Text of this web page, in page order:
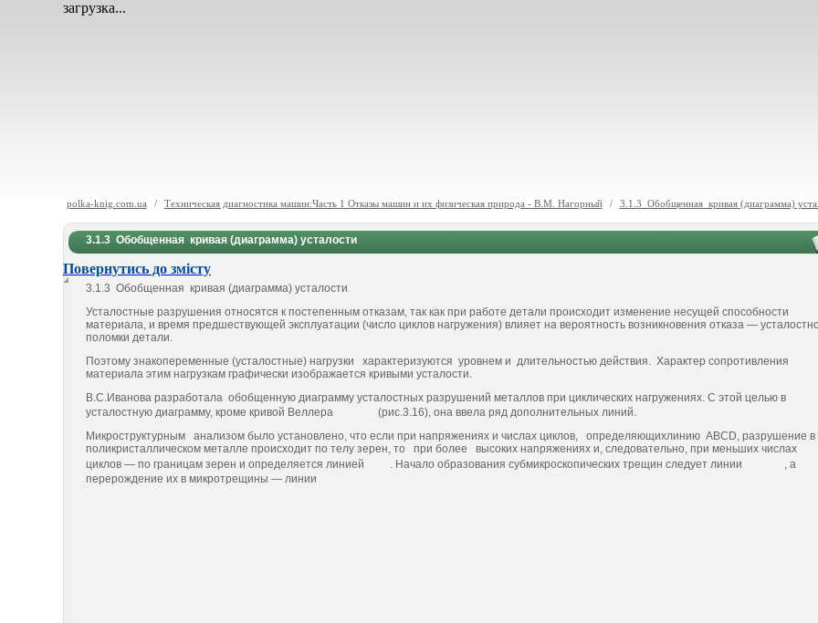
загрузка...
polka-knig.com.ua / Техническая диагностика машин:Часть 1 Отказы машин и их физическая природа - В.М. Нагорный / 3.1.3 Обобщенная кривая (диаграмма)
3.1.3 Обобщенная кривая (диаграмма) усталости
Повернутись до змісту
3.1.3 Обобщенная кривая (диаграмма) усталости
Усталостные разрушения относятся к постепенным отказам, так как при работе детали происходит изменение несущей способности
материала, и время предшествующей эксплуатации (число циклов нагружения) влияет на вероятность возникновения отказа —
поломки детали.
Поэтому знакопеременные (усталостные) нагрузки характеризуются уровнем и длительностью действия. Характер сопротивления
материала этим нагрузкам графически изображается кривыми усталости.
В.С.Иванова разрабо­тала обобщенную диаграмму усталостных разрушений металлов при циклических нагружениях. С этой целью в
усталост­ную диаграмму, кроме кри­вой Веллера
(рис.3.16), она ввела ряд до­полнительных линий.
Микроструктурным ана­лизом было установлено, что если при напряжениях и чис­лах циклов, определяющихлинию ABCD, разрушение в
поликристаллическом металле происходит по телу зерен, то при более высоких напряжениях и, следовательно, при меньших числах
циклов — по границам зерен и определяется линией
. Начало обра­зования субмикроскопических трещин следует линии
, а
перерождение их в микротрещины — линии